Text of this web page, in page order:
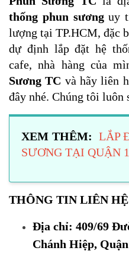
thống phun sươnguy
lượng tại TP.HCM, đặc
dự định lắp đặt hệ
cafe, nhà hàng của
Sương TC và hãy liên
đây nhé. Chúng tôi luôn
XEM THÊM: LẮP
SƯƠNG TẠI QUẬN
THÔNG TIN LIÊN
Địa chỉ: 409/69
Chánh Hiệp,